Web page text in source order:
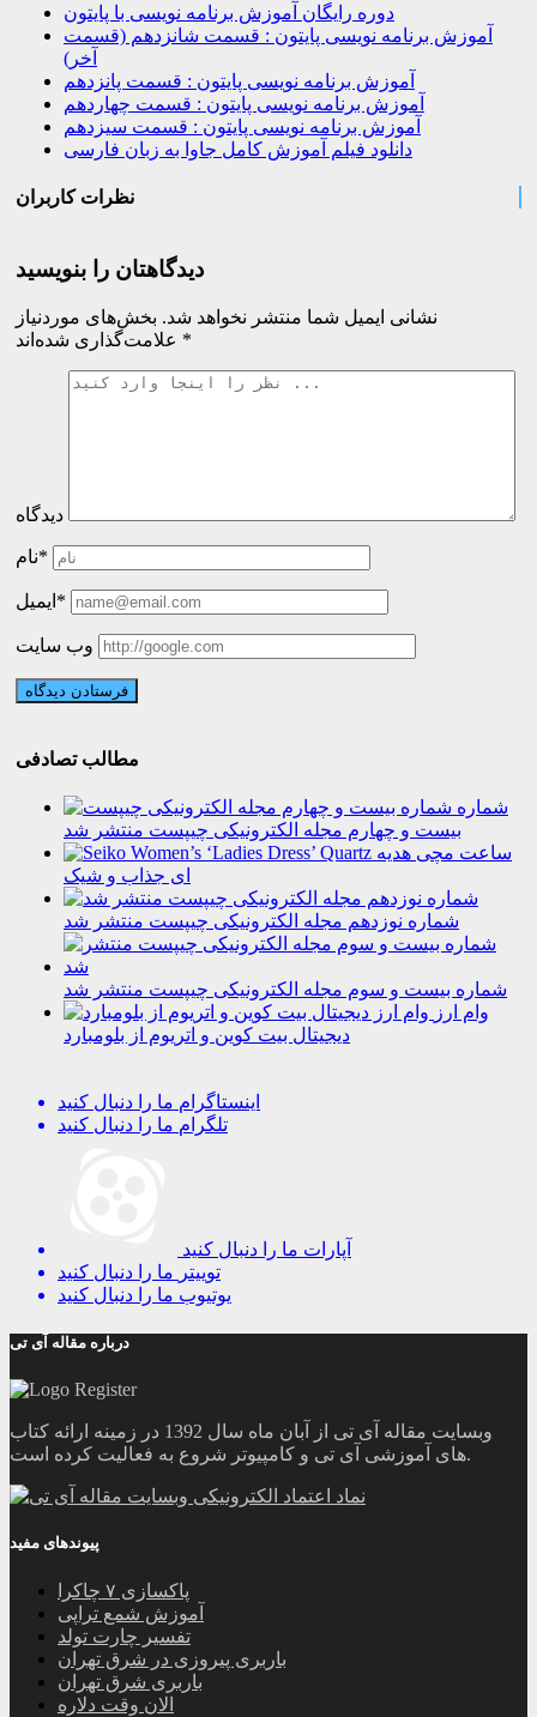
دوره رایگان آموزش برنامه نویسی با پایتون
آموزش برنامه نویسی پایتون : قسمت شانزدهم (قسمت
آخر)
آموزش برنامه نویسی پایتون : قسمت پانزدهم
آموزش برنامه نویسی پایتون : قسمت چهاردهم
آموزش برنامه نویسی پایتون : قسمت سیزدهم
دانلود فیلم آموزش کامل جاوا به زبان فارسی
نظرات کاربران
دیدگاهتان را بنویسید
نشانی ایمیل شما منتشر نخواهد شد. بخش‌های موردنیاز
*
دیدگاه
نام*
ایمیل*
وب سایت
مطالب تصادفی
شماره
بیست و چهارم مجله الکترونیکی چیپست منتشر شد
ساعت مچی هدیه
ای جذاب و شیک
شماره نوزدهم مجله الکترونیکی چیپست منتشر شد
شماره بیست و سوم مجله الکترونیکی چیپست منتشر شد
وام ارز
دیجیتال بیت کوین و اتریوم از بلومبارد
اینستاگرام ما را دنبال کنید
تلگرام ما را دنبال کنید
آپارات ما را دنبال کنید
توییتر ما را دنبال کنید
یوتیوب ما را دنبال کنید
درباره مقاله آی تی
وبسایت مقاله آی تی از آبان ماه سال 1392 در زمینه ارائه کتاب
های آموزشی آی تی و کامپیوتر شروع به فعالیت کرده است.
پیوندهای مفید
پاکسازی ۷ چاکرا
آموزش شمع تراپی
تفسیر چارت تولد
باربری پیروزی در شرق تهران
باربری شرق تهران
الان وقت دلاره